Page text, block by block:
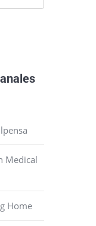
Medical
Home